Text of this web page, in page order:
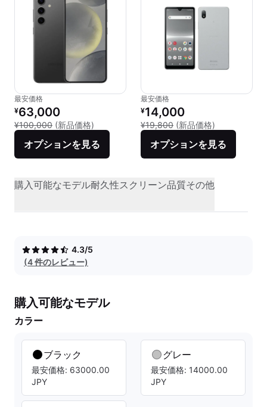
最安価格
リファービッシュ品の価格：
¥63,000
¥100,000 (新品価格) 新品との比較：¥100,000
オプションを見る
最安価格
リファービッシュ品の価格：
¥14,000
¥19,800 (新品価格)
オプションを見る
購入可能なモデル耐久性スクリーン品質その他
4.3/5
(4 件のレビュー)
購入可能なモデル
カラー
ブラック
最安価格: 63000.00
JPY
グレー
最安価格: 14000.00
JPY